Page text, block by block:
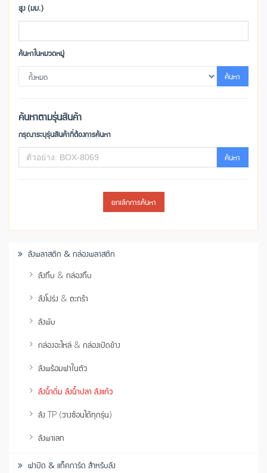
สูง (มม.)
ค้นหาในหมวดหมู่
ค้นหา
ค้นหาตามรุ่นสินค้า
กรุณาระบุรุ่นสินค้าที่ต้องการค้นหา
ค้นหา
ยกเลิกการค้นหา
ลังพลาสติก & กล่องพลาสติก
ลังทึบ & กล่องทึบ
ลังโปร่ง & ตะกร้า
ลังพับ
กล่องอะไหล่ & กล่องเปิดข้าง
ลังพร้อมฝาในตัว
ลังน้ำดื่ม ลังน้ำปลา ลังแก้ว
ลัง TP (วางซ้อนได้ทุกรุ่น)
ลังพาเลท
ฝาปิด & แท็คการ์ด สำหรับลัง